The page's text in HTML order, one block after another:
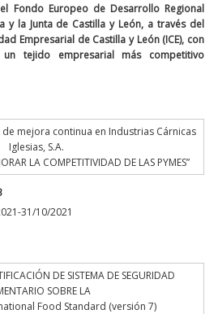
Fondo Europeo de Desarrollo Regional
y la Junta de Castilla y León, a través del
Empresarial de Castilla y León (ICE), con
tejido empresarial más competitivo
de mejora continua en Industrias Cárnicas
Iglesias, S.A.
LA COMPETITIVIDAD DE LAS PYMES”
31/10/2021
DE SISTEMA DE SEGURIDAD
SOBRE LA
Food Standard (versión 7)